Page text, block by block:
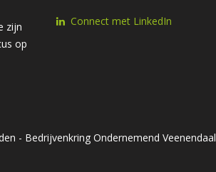
zijn
op
Connect met LinkedIn
- Bedrijvenkring Ondernemend Veenendaal